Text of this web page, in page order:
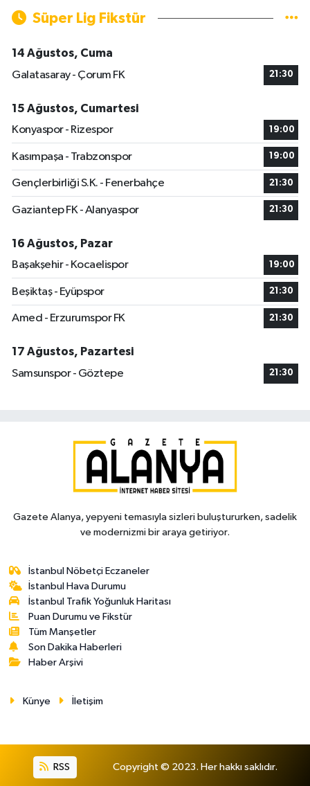
Süper Lig Fikstür
14 Ağustos, Cuma
Galatasaray - Çorum FK
21:30
15 Ağustos, Cumartesi
Konyaspor - Rizespor
19:00
Kasımpaşa - Trabzonspor 19:00
Gençlerbirliği S.K. - Fenerbahçe 21:30
Gaziantep FK - Alanyaspor 21:30
16 Ağustos, Pazar
Başakşehir - Kocaelispor
19:00
Beşiktaş - Eyüpspor 21:30
Amed - Erzurumspor FK 21:30
17 Ağustos, Pazartesi
Samsunspor - Göztepe
21:30
Gazete Alanya, yepyeni temasıyla sizleri buluştururken, sadelik
ve modernizmi bir araya getiriyor.
İstanbul Nöbetçi Eczaneler
İstanbul Hava Durumu
İstanbul Trafik Yoğunluk Haritası
Puan Durumu ve Fikstür
Tüm Manşetler
Son Dakika Haberleri
Haber Arşivi
Künye İletişim
RSS Copyright © 2023. Her hakkı saklıdır.